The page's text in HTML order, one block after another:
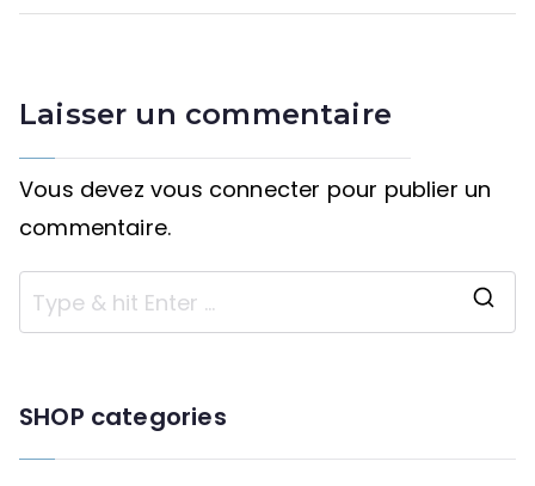
Laisser un commentaire
Vous devez vous connecter pour publier un
commentaire.
SHOP categories